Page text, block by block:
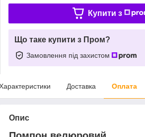
Купити з
Що таке купити з Пром?
Замовлення під захистом
Доставка Оплата
Опис